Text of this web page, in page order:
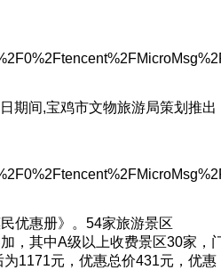
间,宝鸡市文物旅游局策划推出
惠册》。54家旅游景区
，其中A级以上收费景区30家，
1171元，优惠总价431元，优惠